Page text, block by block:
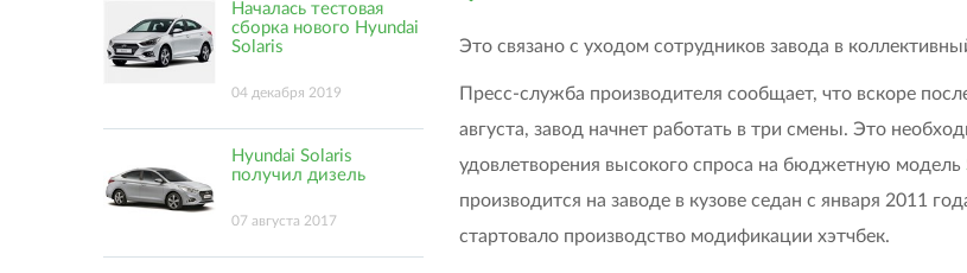
Это связано с уходом сотрудников завода в
Пресс-служба производителя сообщает, что вскоре
августа, завод начнет работать в три смены. Это
удовлетворения высокого спроса на бюджетную модель
производится на заводе в кузове седан с января 2011
стартовало производство модификации хэтчбек.
Началась тестовая
сборка нового Hyundai
Solaris
04 декабря 2019
Hyundai Solaris
получил дизель
07 августа 2017